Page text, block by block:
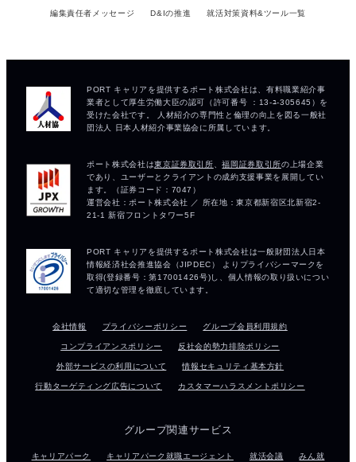
編集責任者メッセージ D&Iの推進 就活対策資料&ツール一覧
会社情報 プライバシーポリシー グループ会員利用規約
コンプライアンスポリシー 反社会的勢力排除ポリシー
外部サービスの利用について 情報セキュリティ基本方針
行動ターゲティング広告について カスタマーハラスメントポリシー